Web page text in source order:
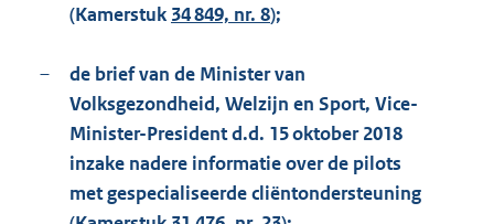
(Kamerstuk 34 849, nr. 8);
–
de brief van de Minister van
Volksgezondheid, Welzijn en Sport, Vice-
Minister-President d.d. 15 oktober 2018
inzake nadere informatie over de pilots
met gespecialiseerde cliëntondersteuning